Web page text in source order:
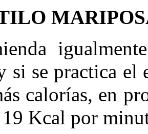
si se practica el
calorías, en
Kcal por